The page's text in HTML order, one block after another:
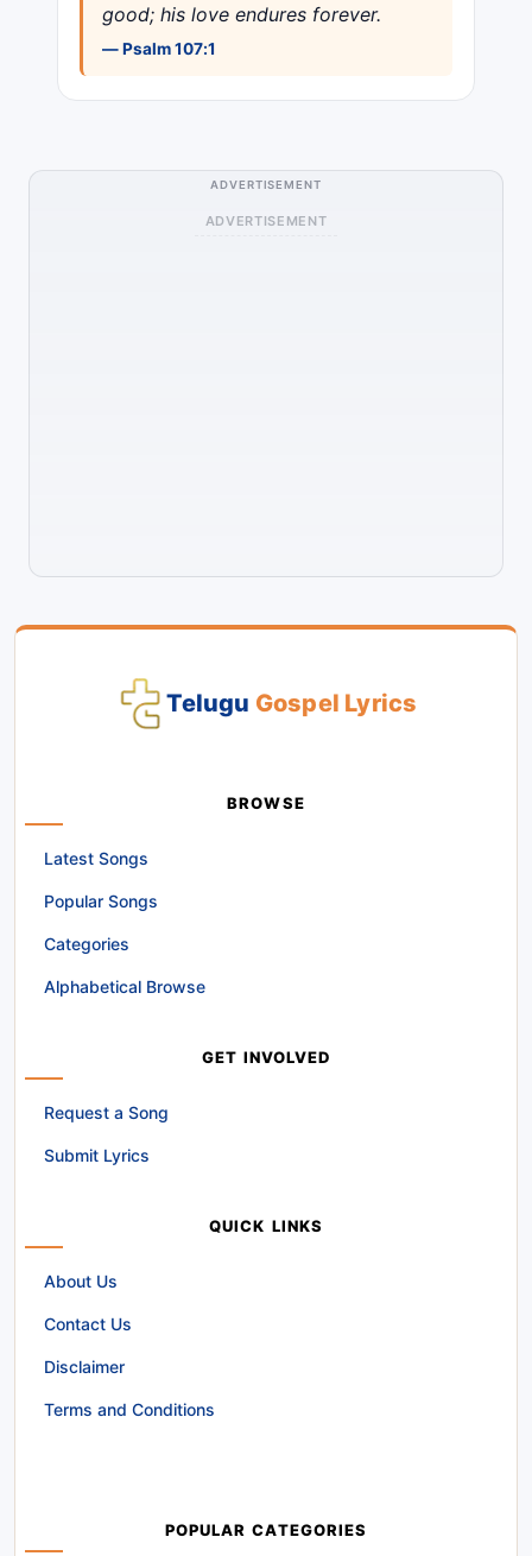
good; his love endures forever.
— Psalm 107:1
ADVERTISEMENT
ADVERTISEMENT
Telugu Gospel Lyrics
BROWSE
Latest Songs
Popular Songs
Categories
Alphabetical Browse
GET INVOLVED
Request a Song
Submit Lyrics
QUICK LINKS
About Us
Contact Us
Disclaimer
Terms and Conditions
POPULAR CATEGORIES